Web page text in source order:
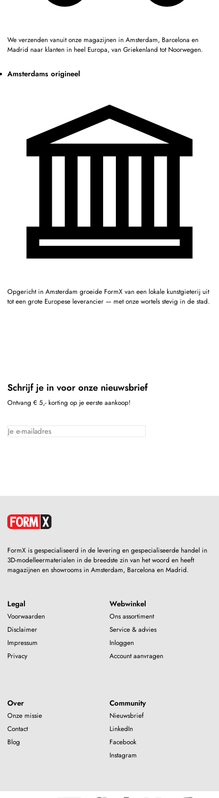
We verzenden vanuit onze magazijnen in Amsterdam, Barcelona en
Madrid naar klanten in heel Europa, van Griekenland tot Noorwegen.
Amsterdams origineel
Opgericht in Amsterdam groeide FormX van een lokale kunstgieterij uit
tot een grote Europese leverancier — met onze wortels stevig in de stad.
Schrijf je in voor onze nieuwsbrief
Ontvang € 5,- korting op je eerste aankoop!
FormX is gespecialiseerd in de levering en gespecialiseerde handel in
3D-modelleermaterialen in de breedste zin van het woord en heeft
magazijnen en showrooms in Amsterdam, Barcelona en Madrid.
Legal
Voorwaarden
Disclaimer
Impressum
Privacy
Webwinkel
Ons assortiment
Service & advies
Inloggen
Account aanvragen
Over
Onze missie
Contact
Blog
Community
Nieuwsbrief
LinkedIn
Facebook
Instagram